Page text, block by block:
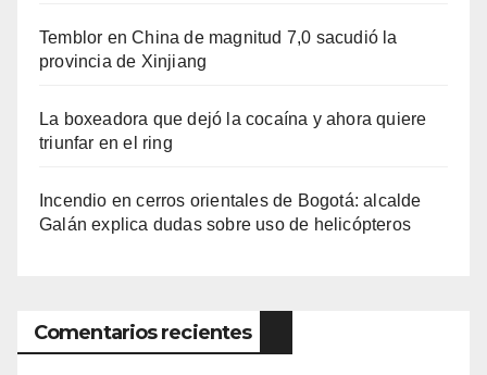
Temblor en China de magnitud 7,0 sacudió la
provincia de Xinjiang
La boxeadora que dejó la cocaína y ahora quiere
triunfar en el ring​
Incendio en cerros orientales de Bogotá: alcalde
Galán explica dudas sobre uso de helicópteros
Comentarios recientes